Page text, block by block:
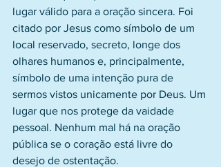
lugar válido para a oração sincera. Foi
citado por Jesus como símbolo de um
local reservado, secreto, longe dos
olhares humanos e, principalmente,
símbolo de uma intenção pura de
sermos vistos unicamente por Deus. Um
lugar que nos protege da vaidade
pessoal. Nenhum mal há na oração
pública se o coração está livre do
desejo de ostentação.